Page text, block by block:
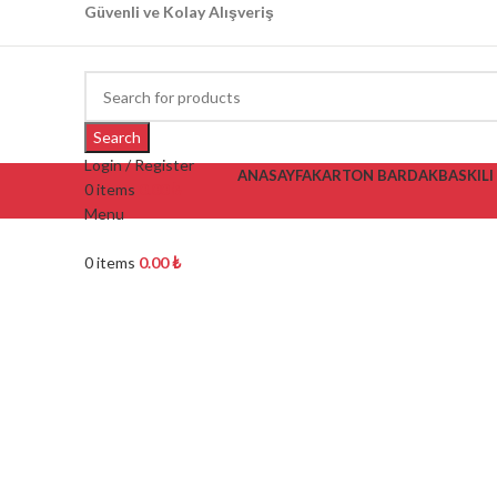
Güvenli ve Kolay Alışveriş
Search
Login / Register
0items
Menu
0items 0.00₺
ANASAYFAKARTON BARDAKBASKILI